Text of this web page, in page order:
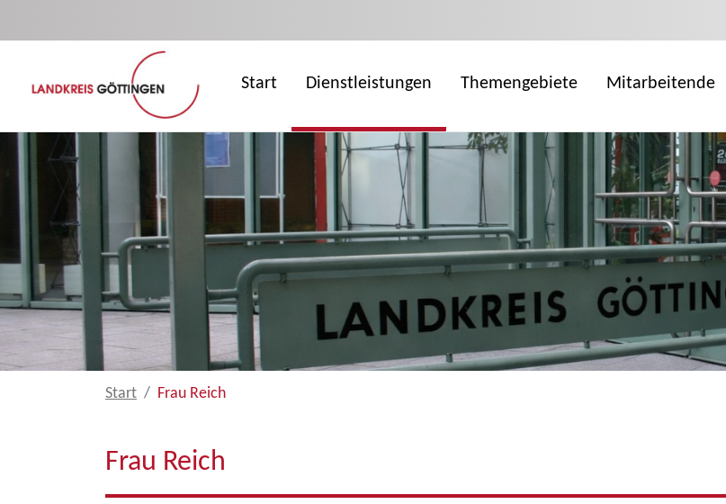
Start Dienstleistungen Themengebiete Mitarbeitende
Start Frau Reich
Frau Reich